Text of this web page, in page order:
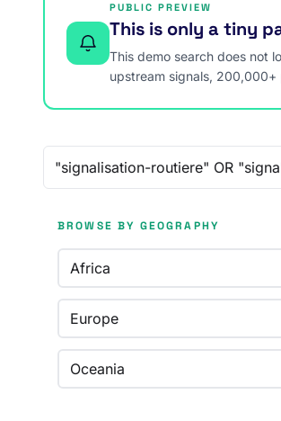
PUBLIC PREVIEW
This is only a tiny
This demo search does not
upstream signals,
BROWSE BY GEOGRAPHY
Africa
Europe
Oceania